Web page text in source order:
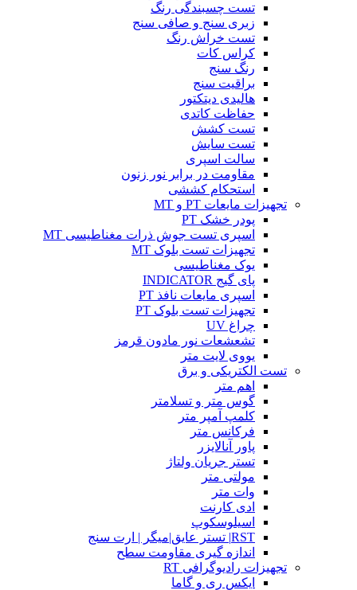
تست چسبندگی رنگ
زبری سنج و صافی سنج
تست خراش رنگ
کراس کات
رنگ سنج
براقیت سنج
هالیدی دیتکتور
حفاظت کاتدی
تست کشش
تست سایش
سالت اسپری
مقاومت در برابر نور زنون
استحکام کششی
تجهیزات مایعات PT و MT
پودر خشک PT
اسپری تست جوش ذرات مغناطیسی MT
تجهیزات تست بلوک MT
یوک مغناطیسی
پای گیج INDICATOR
اسپری مایعات نافذ PT
تجهیزات تست بلوک PT
چراغ UV
تشعشعات نور مادون قرمز
یووی لایت متر
تست الکتریکی و برق
اهم متر
گوس متر و تسلامتر
کلمپ آمپر متر
فرکانس متر
پاور آنالایزر
تستر جریان ولتاژ
مولتی متر
وات متر
ادی کارنت
اسیلوسکوپ
RST| تستر عایق|میگر | ارت سنج
اندازه گیری مقاومت سطح
تجهیزات رادیوگرافی RT
ایکس ری و گاما